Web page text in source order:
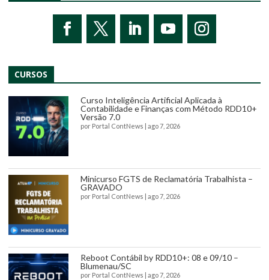
CURSOS
Curso Inteligência Artificial Aplicada à
Contabilidade e Finanças com Método RDD10+
Versão 7.0
por Portal ContNews ago 7, 2026
Minicurso FGTS de Reclamatória Trabalhista –
GRAVADO
por Portal ContNews ago 7, 2026
Reboot Contábil by RDD10+: 08 e 09/10 –
Blumenau/SC
por Portal ContNews ago 7, 2026